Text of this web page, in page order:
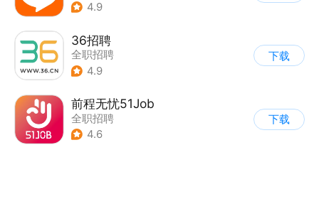
4.9
36招聘
全职招聘
4.9
下载
前程无忧51Job
全职招聘
4.6
下载